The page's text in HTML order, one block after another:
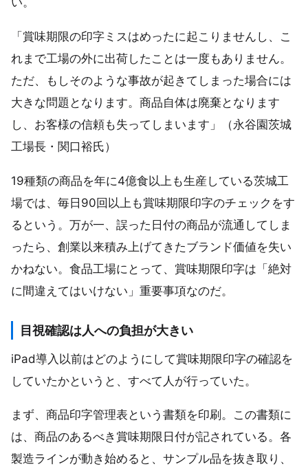
「賞味期限の印字ミスはめったに起こりませんし、こ
れまで工場の外に出荷したことは一度もありません。
ただ、もしそのような事故が起きてしまった場合には
大きな問題となります。商品自体は廃棄となります
し、お客様の信頼も失ってしまいます」（永谷園茨城
工場長・関口裕氏）
19種類の商品を年に4億食以上も生産している茨城工
場では、毎日90回以上も賞味期限印字のチェックをす
るという。万が一、誤った日付の商品が流通してしま
ったら、創業以来積み上げてきたブランド価値を失い
かねない。食品工場にとって、賞味期限印字は「絶対
に間違えてはいけない」重要事項なのだ。
目視確認は人への負担が大きい
iPad導入以前はどのようにして賞味期限印字の確認を
していたかというと、すべて人が行っていた。
まず、商品印字管理表という書類を印刷。この書類に
は、商品のあるべき賞味期限日付が記されている。各
製造ラインが動き始めると、サンプル品を抜き取り、